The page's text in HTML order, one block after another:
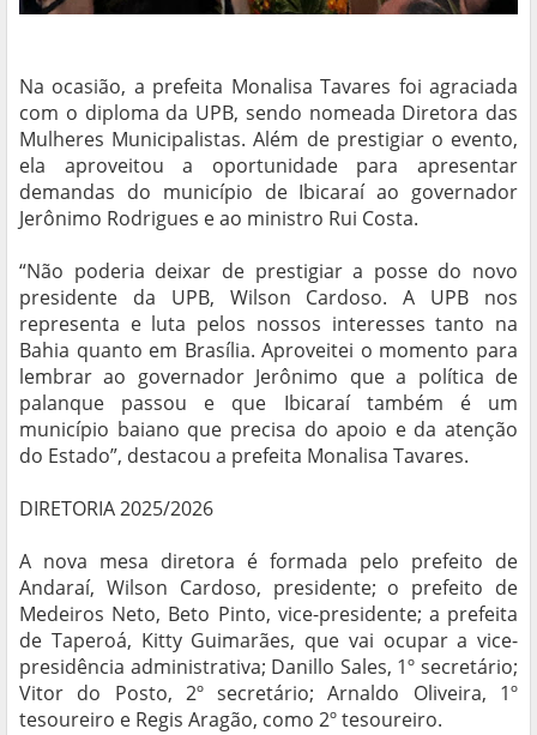
Na ocasião, a prefeita Monalisa Tavares foi agraciada
com o diploma da UPB, sendo nomeada Diretora das
Mulheres Municipalistas. Além de prestigiar o evento,
ela aproveitou a oportunidade para apresentar
demandas do município de Ibicaraí ao governador
Jerônimo Rodrigues e ao ministro Rui Costa.
“Não poderia deixar de prestigiar a posse do novo
presidente da UPB, Wilson Cardoso. A UPB nos
representa e luta pelos nossos interesses tanto na
Bahia quanto em Brasília. Aproveitei o momento para
lembrar ao governador Jerônimo que a política de
palanque passou e que Ibicaraí também é um
município baiano que precisa do apoio e da atenção
do Estado”, destacou a prefeita Monalisa Tavares.
DIRETORIA 2025/2026
A nova mesa diretora é formada pelo prefeito de
Andaraí, Wilson Cardoso, presidente; o prefeito de
Medeiros Neto, Beto Pinto, vice-presidente; a prefeita
de Taperoá, Kitty Guimarães, que vai ocupar a vice-
presidência administrativa; Danillo Sales, 1º secretário;
Vitor do Posto, 2º secretário; Arnaldo Oliveira, 1º
tesoureiro e Regis Aragão, como 2º tesoureiro.